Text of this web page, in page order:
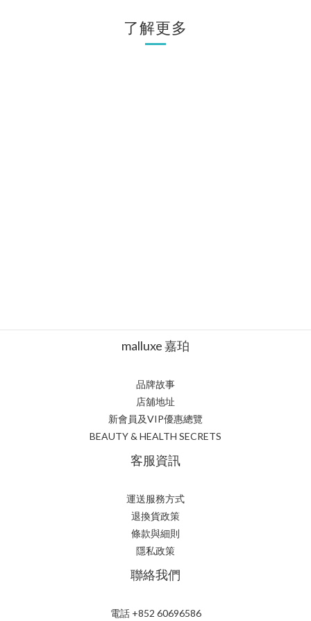
了解更多
malluxe 嘉珀
品牌故事
店舖地址
新會員及VIP優惠總覽
BEAUTY & HEALTH SECRETS
客服資訊
運送服務方式
退換貨政策
條款與細則
隱私政策
聯絡我們
電話 +852 60696586